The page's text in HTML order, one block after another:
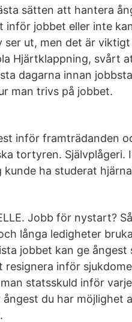
sätten att hantera
inför jobbet eller inte
ser ut, men det är
Hjärtklappning, svårt
dagarna innan
man trivs på jobbet.
inför framträdanden
tortyren. Självplågeri.
ha studerat
Jobb för nystart?
långa ledigheter
jobbet kan ge ångest
resignera inför
statsskuld inför
du har möjlighet